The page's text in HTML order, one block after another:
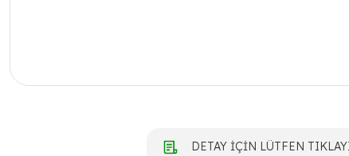
DETAY İÇİN LÜTFEN